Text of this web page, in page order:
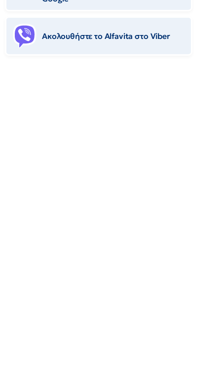
Ακολουθήστε το Αlfavita στο Viber